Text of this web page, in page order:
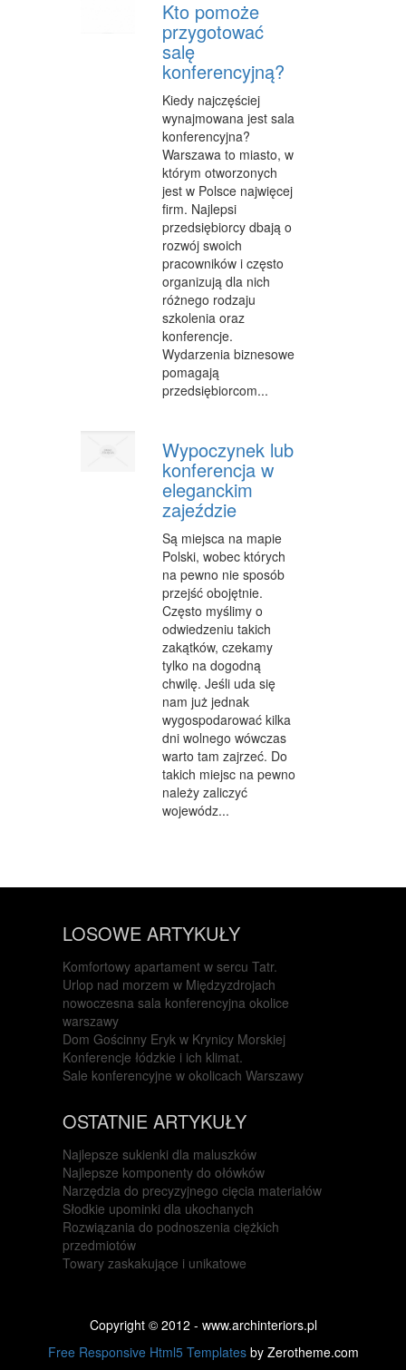
STRONY WWW
OPROGRAMOWANIE
KONTAKT
Kto pomoże
przygotować
salę
konferencyjną?
Kiedy najczęściej
wynajmowana jest sala
konferencyjna?
Warszawa to miasto, w
którym otworzonych
jest w Polsce najwięcej
firm. Najlepsi
przedsiębiorcy dbają o
rozwój swoich
pracowników i często
organizują dla nich
różnego rodzaju
szkolenia oraz
konferencje.
Wydarzenia biznesowe
pomagają
przedsiębiorcom...
Wypoczynek lub
konferencja w
eleganckim
zajeździe
Są miejsca na mapie
Polski, wobec których
na pewno nie sposób
przejść obojętnie.
Często myślimy o
odwiedzeniu takich
zakątków, czekamy
tylko na dogodną
chwilę. Jeśli uda się
nam już jednak
wygospodarować kilka
dni wolnego wówczas
warto tam zajrzeć. Do
takich miejsc na pewno
należy zaliczyć
wojewódz...
LOSOWE ARTYKUŁY
Komfortowy apartament w sercu Tatr.
Urlop nad morzem w Międzyzdrojach
nowoczesna sala konferencyjna okolice
warszawy
Dom Gościnny Eryk w Krynicy Morskiej
Konferencje łódzkie i ich klimat.
Sale konferencyjne w okolicach Warszawy
OSTATNIE ARTYKUŁY
Najlepsze sukienki dla maluszków
Najlepsze komponenty do ołówków
Narzędzia do precyzyjnego cięcia materiałów
Słodkie upominki dla ukochanych
Rozwiązania do podnoszenia ciężkich
przedmiotów
Towary zaskakujące i unikatowe
Copyright © 2012 - www.archinteriors.pl
Free Responsive Html5 Templatesby Zerotheme.com